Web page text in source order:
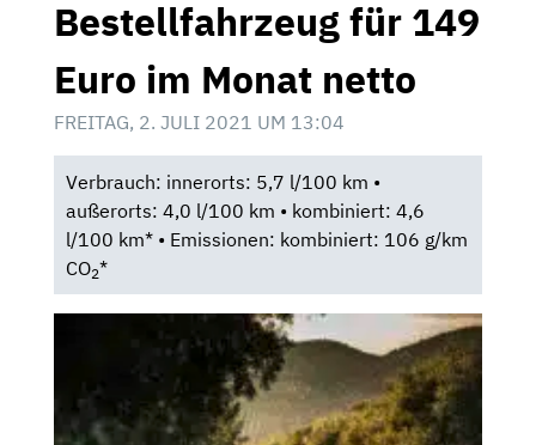
Bestellfahrzeug für 149
Euro im Monat netto
FREITAG, 2. JULI 2021 UM 13:04
Verbrauch: innerorts: 5,7 l/100 km •
außerorts: 4,0 l/100 km • kombiniert: 4,6
l/100 km* • Emissionen: kombiniert: 106 g/km
CO2*